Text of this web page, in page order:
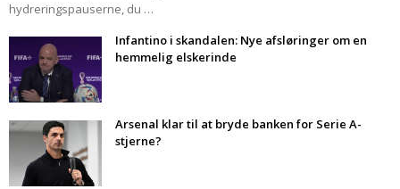
hydreringspauserne, du …
Infantino i skandalen: Nye afsløringer om en
hemmelig elskerinde
Arsenal klar til at bryde banken for Serie A-
stjerne?